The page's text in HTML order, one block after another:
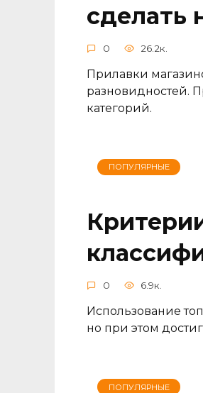
сделать
0 26.2к.
Прилавки
разновидностей.
категорий.
ПОПУЛЯРНЫЕ
0 6.9к.
Использование
но при этом
ПОПУЛЯРНЫЕ